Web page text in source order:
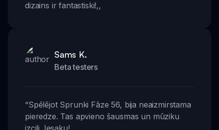
dizains ir fantastiski!,,
Sams K.
Beta testers
“Spēlējot Sprunki Fāze 56, bija neaizmirstama
pieredze. Tas apvieno šausmas un mūziku